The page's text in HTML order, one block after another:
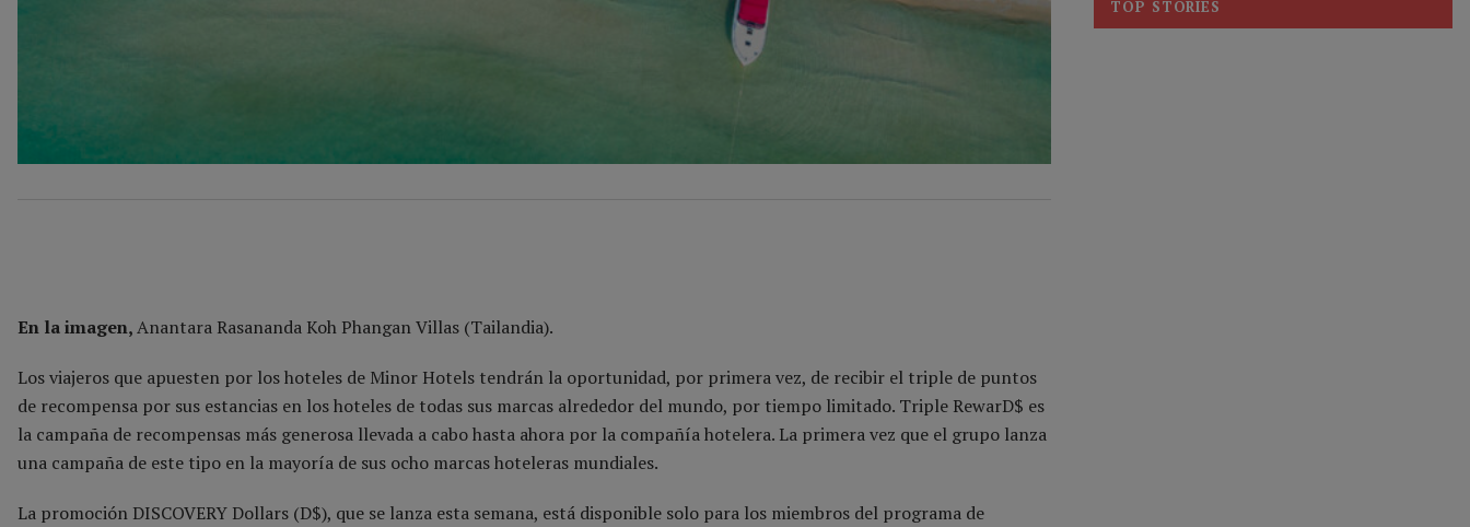
En la imagen,Anantara Rasananda Koh Phangan Villas (Tailandia).
Los viajeros que apuesten por los hoteles de Minor Hotels tendrán la oportunidad, por primera vez, de recibir el triple de puntos
de recompensa por sus estancias en los hoteles de todas sus marcas alrededor del mundo, por tiempo limitado. Triple RewarD$ es
la campaña de recompensas más generosa llevada a cabo hasta ahora por la compañía hotelera. La primera vez que el grupo lanza
una campaña de este tipo en la mayoría de sus ocho marcas hoteleras mundiales.
La promoción DISCOVERY Dollars (D$), que se lanza esta semana, está disponible solo para los miembros del programa de
TOP STORIES